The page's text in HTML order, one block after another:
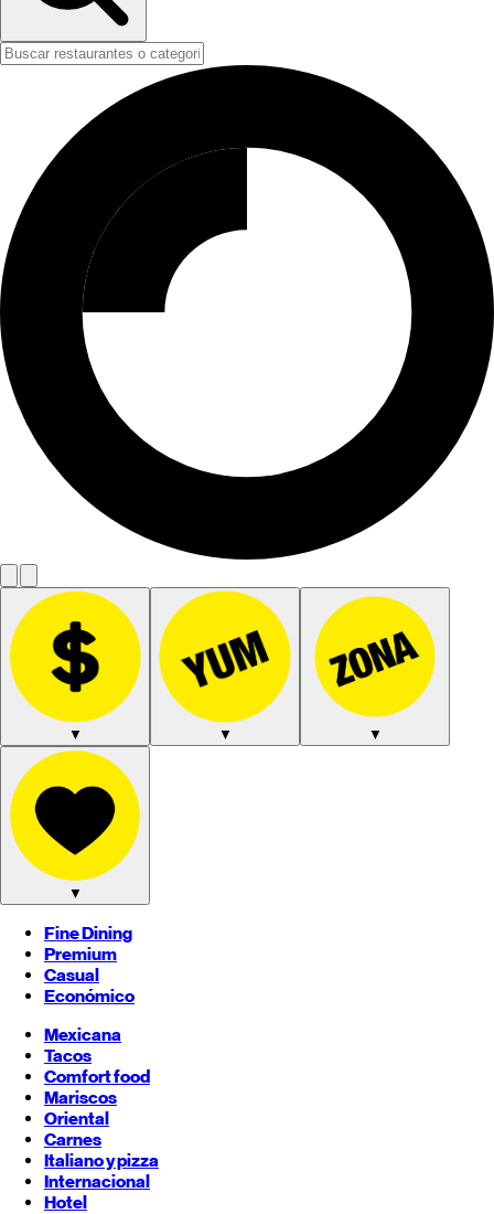
▼ ▼ ▼
▼
Fine Dining
Premium
Casual
Económico
Mexicana
Tacos
Comfort food
Mariscos
Oriental
Carnes
Italiano y pizza
Internacional
Hotel